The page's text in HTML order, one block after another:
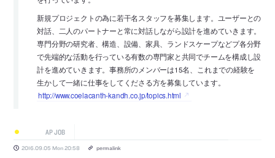
新規プロジェクトの為に若干名スタッフを募集します。ユーザーとの
対話、二人のパートナーと常に対話しながら設計を進めていきます。
専門分野の研究者、構造、設備、家具、ランドスケープなどプ各分野
で先端的な活動を行っている有数の専門家と共同でチームを構成し設
計を進めていきます。事務所のメンバーは15名、これまでの経験を
生かして一緒に仕事をしてくださる方を募集しています。
http://www.coelacanth-kandh.co.jp/topics.html
AP JOB
2016.09.05 Mon 20:58 permalink